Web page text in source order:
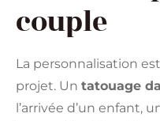
couple
La personnalisation
projet. Un tatouage
l’arrivée d’un enfant,